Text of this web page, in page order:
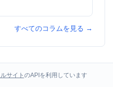
すべてのコラムを見る →
サイト のAPIを利用しています